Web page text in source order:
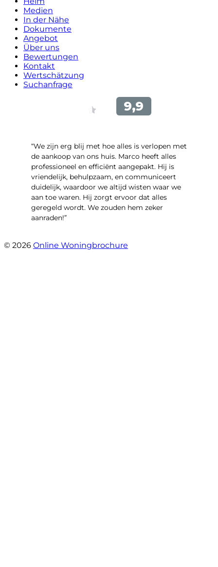
Medien
In der Nähe
Dokumente
Angebot
Über uns
Bewertungen
Kontakt
Wertschätzung
Suchanfrage
“We zijn erg blij met hoe alles is verlopen met
de aankoop van ons huis. Marco heeft alles
professioneel en efficiënt aangepakt. Hij is
vriendelijk, behulpzaam, en communiceert
duidelijk, waardoor we altijd wisten waar we
aan toe waren. Hij zorgt ervoor dat alles
geregeld wordt. We zouden hem zeker
aanraden!”
© 2026 Online Woningbrochure